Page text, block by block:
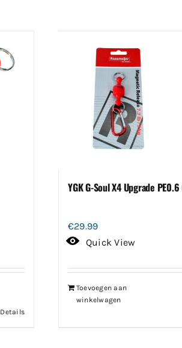
Details
YGK G-Soul X4 Upgrade
€29.99
Quick View
Toevoegen aan
winkelwagen